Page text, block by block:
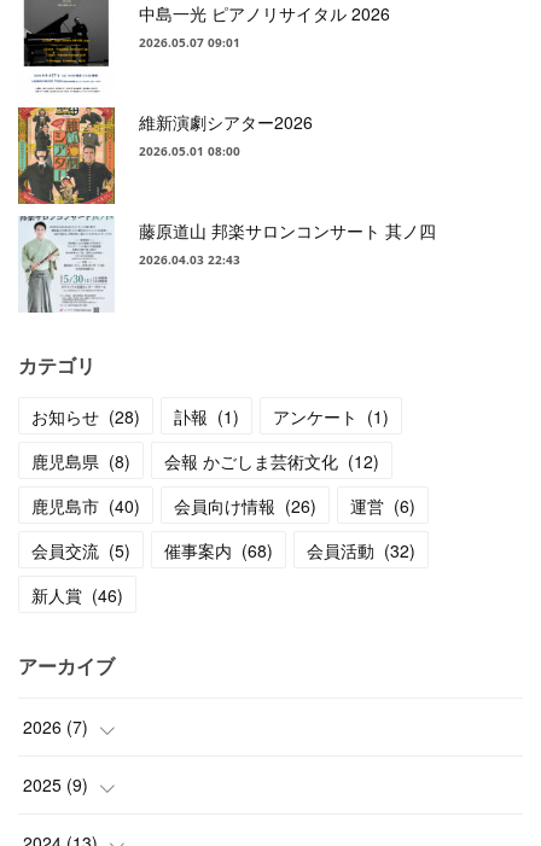
中島一光 ピアノリサイタル 2026
2026.05.07 09:01
維新演劇シアター2026
2026.05.01 08:00
藤原道山 邦楽サロンコンサート 其ノ四
2026.04.03 22:43
カテゴリ
お知らせ (28) 訃報 (1) アンケート (1)
鹿児島県 (8) 会報 かごしま芸術文化 (12)
鹿児島市 (40) 会員向け情報 (26) 運営 (6)
会員交流 (5) 催事案内 (68) 会員活動 (32)
新人賞 (46)
アーカイブ
2026 (7)
(1
(3)
2025 (9)
(1)